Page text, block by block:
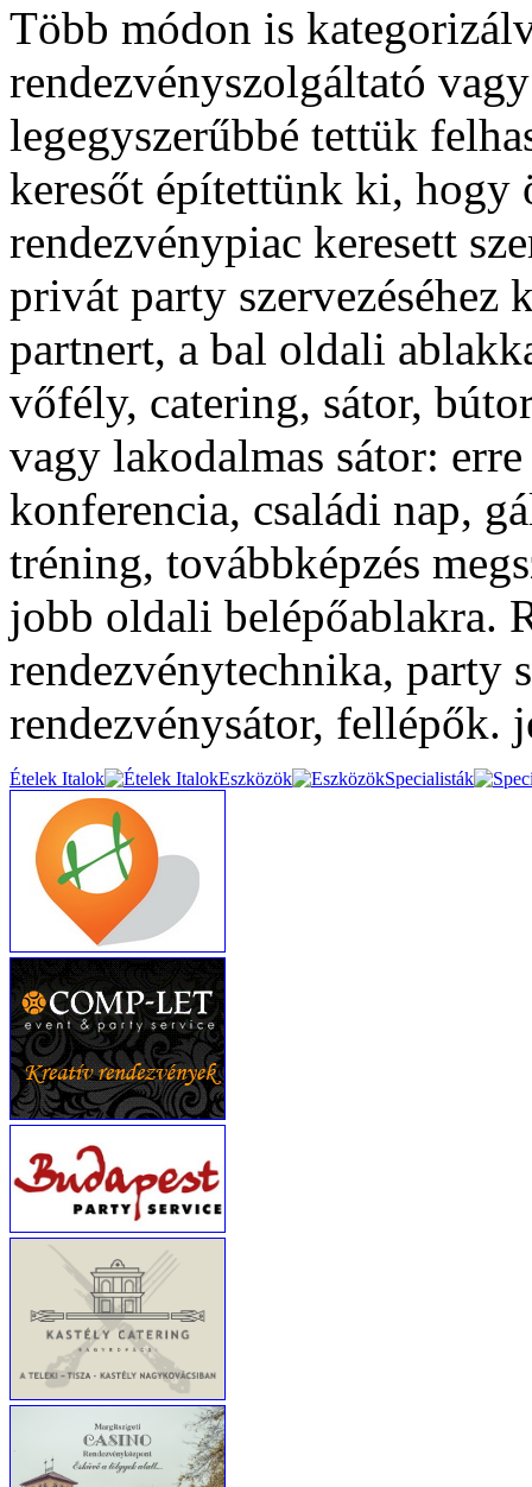
Több módon is
rendezvényszolgáltató
legegyszerűbbé tettük
keresőt építettünk ki, hogy
rendezvénypiac keresett
privát party szervezéséhez
partnert, a bal oldali
vőfély, catering, sátor,
vagy lakodalmas sátor:
konferencia, családi nap,
tréning, továbbképzés
jobb oldali belépőablakra.
rendezvénytechnika, party
rendezvénysátor, fellépők.
Ételek Italok Eszközök Specialisták